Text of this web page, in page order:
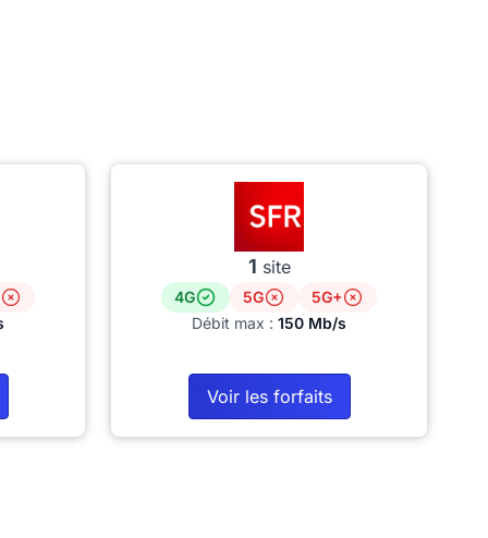
1 site
4G 5G
5G+
Débit max : 150 Mb/s
Voir les forfaits